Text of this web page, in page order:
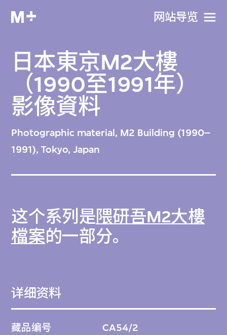
网站导览
日本東京M2大樓
（1990至1991年）
影像資料
Photographic material, M2 Building (1990–
1991), Tokyo, Japan
这个系列是隈研吾M2大樓
檔案的一部分。
详细资料
藏品编号 CA54/2